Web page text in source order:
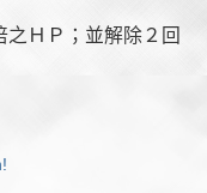
ＨＰ；並解除２回